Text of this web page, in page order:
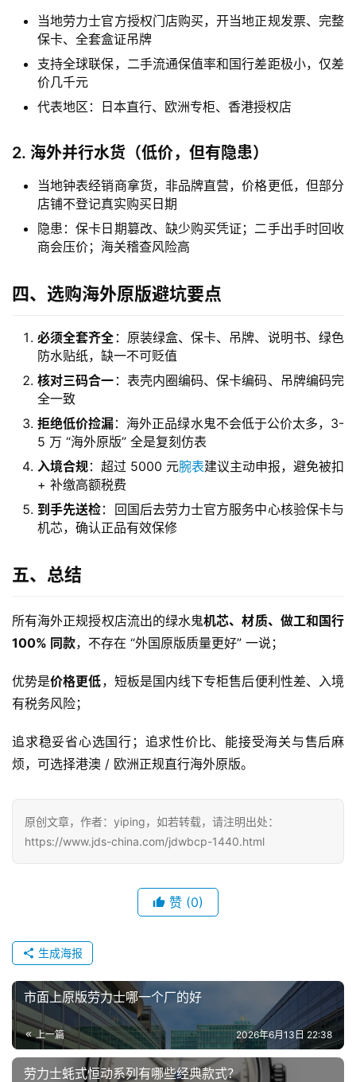
当地劳力士官方授权门店购买，开当地正规发票、完整
保卡、全套盒证吊牌
支持全球联保，二手流通保值率和国行差距极小，仅差
价几千元
代表地区：日本直行、欧洲专柜、香港授权店
2. 海外并行水货（低价，但有隐患）
当地钟表经销商拿货，非品牌直营，价格更低，但部分
店铺不登记真实购买日期
隐患：保卡日期篡改、缺少购买凭证；二手出手时回收
商会压价；海关稽查风险高
四、选购海外原版避坑要点
必须全套齐全 ：原装绿盒、保卡、吊牌、说明书、绿色
防水贴纸，缺一不可贬值
核对三码合一 ：表壳内圈编码、保卡编码、吊牌编码完
全一致
拒绝低价捡漏：海外正品绿水鬼不会低于公价太多，3-
5 万 “海外原版” 全是复刻仿表
入境合规：超过 5000 元腕表建议主动申报，避免被扣
+ 补缴高额税费
到手先送检：回国后去劳力士官方服务中心核验保卡与
机芯，确认正品有效保修
五、总结
所有海外正规授权店流出的绿水鬼机芯、材质、做工和国行
100% 同款，不存在 “外国原版质量更好” 一说；
优势是价格更低，短板是国内线下专柜售后便利性差、入境
有税务风险；
追求稳妥省心选国行；追求性价比、能接受海关与售后麻
烦，可选择港澳 / 欧洲正规直行海外原版。
原创文章，作者：yiping，如若转载，请注明出处：
https://www.jds-china.com/jdwbcp-1440.html
赞 (0)
生成海报
市面上原版劳力士哪一个厂的好
上一篇 2026年6月13日 22:38
劳力士蚝式恒动系列有哪些经典款式？